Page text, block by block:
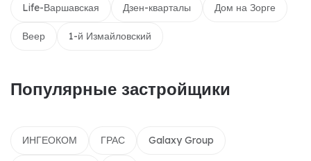
Life-Варшавская Дзен-кварталы Дом на Зорге
Веер 1-й Измайловский
Популярные застройщики
ИНГЕОКОМ ГРАС Galaxy Group